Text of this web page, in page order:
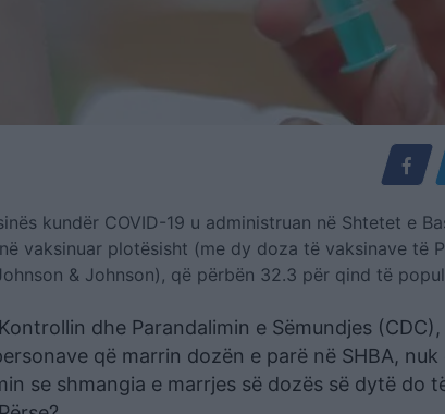
kundër COVID-19 u administruan në Shtetet e
vaksinuar plotësisht (me dy doza të vaksinave të
& Johnson), që përbën 32.3 për qind të
dhe Parandalimin e Sëmundjes
që marrin dozën e parë në SHBA,
se shmangia e marrjes së dozës së dytë do